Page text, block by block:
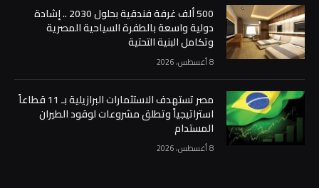
500 ألف غرفة فندقية بحلول 2030 .. إشادة
دولية واسعة بالطفرة السياحية المصرية
وتكامل البنية التحتية
8 أغسطس، 2026
مصر تستهدف الاستثمارات البرازيلية بـ 11 قطاعاً
استراتيجياً وتطلق مشروعات لوقود الطيران
المستدام
8 أغسطس، 2026